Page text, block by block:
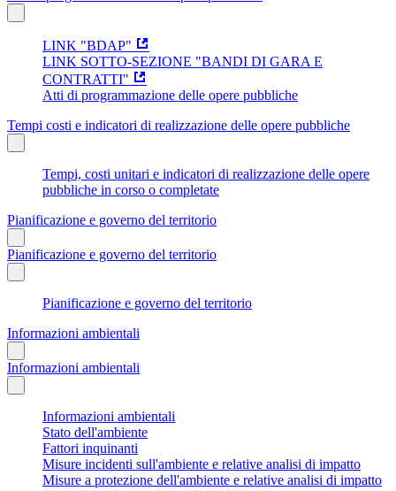
LINK "BDAP"
LINK SOTTO-SEZIONE "BANDI DI GARA E
CONTRATTI"
Atti di programmazione delle opere pubbliche
Tempi costi e indicatori di realizzazione delle opere pubbliche
Tempi, costi unitari e indicatori di realizzazione delle opere
pubbliche in corso o completate
Pianificazione e governo del territorio
Pianificazione e governo del territorio
Pianificazione e governo del territorio
Informazioni ambientali
Informazioni ambientali
Informazioni ambientali
Stato dell'ambiente
Fattori inquinanti
Misure incidenti sull'ambiente e relative analisi di impatto
Misure a protezione dell'ambiente e relative analisi di impatto